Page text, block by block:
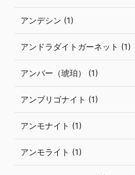
アンデシン (1)
アンドラダイトガーネット (1)
アンバー（琥珀） (1)
アンブリゴナイト (1)
アンモナイト (1)
アンモライト (1)